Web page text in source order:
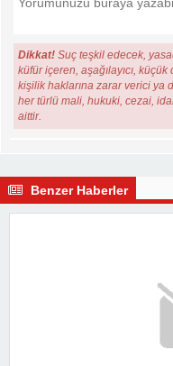
Dikkat! Suç teşkil edecek,
küfür içeren, aşağılayıcı,
kişilik haklarına zarar verici ya
her türlü mali, hukuki, cezai,
aittir.
Benzer Haberler